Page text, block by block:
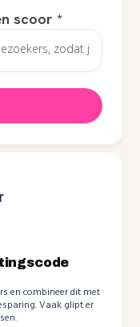
scoor*
en combineer dit met
Vaak glipt er